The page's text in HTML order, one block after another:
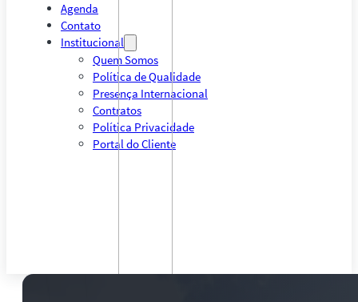
Agenda
Contato
Institucional
Quem Somos
Política de Qualidade
Presença Internacional
Contratos
Política Privacidade
Portal do Cliente